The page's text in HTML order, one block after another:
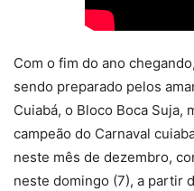
Com o fim do ano
sendo preparado pelos
Cuiabá, o Bloco Boca Suja,
campeão do Carnaval
neste mês de dezembro,
neste domingo (7), a partir